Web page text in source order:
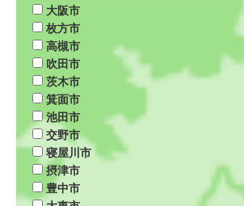
大阪市
枚方市
高槻市
吹田市
茨木市
箕面市
池田市
交野市
寝屋川市
摂津市
豊中市